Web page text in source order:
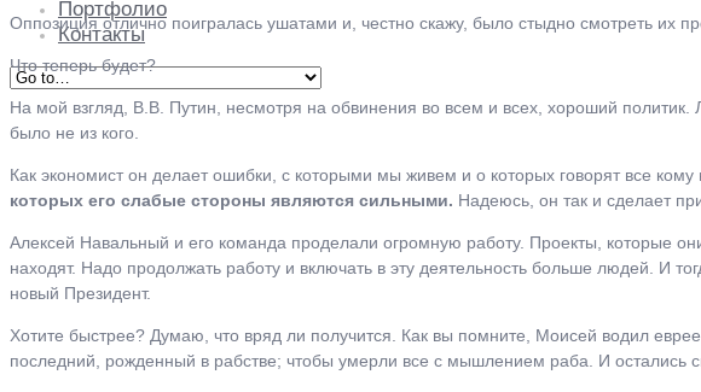
Портфолио
Контакты
Оппозиция отлично поигралась ушатами и, честно скажу, было стыдно смотреть их
Что теперь будет?
На мой взгляд, В.В. Путин, несмотря на обвинения во всем и всех, хороший
было не из кого.
Как экономист он делает ошибки, с которыми мы живем и о которых говорят все
которых его слабые стороны являются сильными. Надеюсь, он так и сделает
Алексей Навальный и его команда проделали огромную работу. Проекты, которые
находят. Надо продолжать работу и включать в эту деятельность больше людей. И
новый Президент.
Хотите быстрее? Думаю, что вряд ли получится. Как вы помните, Моисей водил
последний, рожденный в рабстве; чтобы умерли все с мышлением раба. И остались